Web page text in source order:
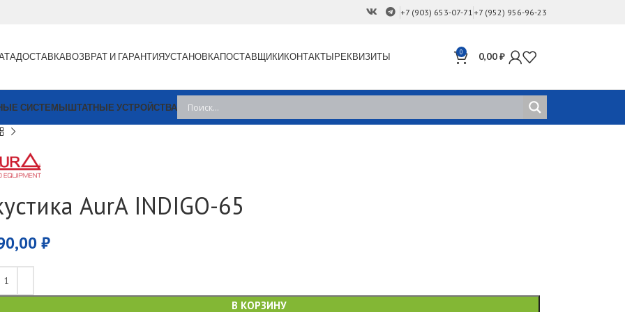
+7 (903) 653-07-71 +7 (952) 956-96-23
ДОСТАВКАВОЗВРАТ И ГАРАНТИЯУСТАНОВКАПОСТАВЩИКИКОНТАКТЫРЕКВИЗИТЫ 0 0,00₽
СИСТЕМЫШТАТНЫЕ УСТРОЙСТВА
AurA INDIGO-65
₽
В КОРЗИНУ